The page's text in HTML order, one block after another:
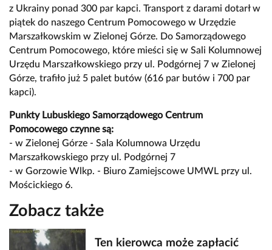
z Ukrainy ponad 300 par kapci. Transport z darami dotarł w
piątek do naszego Centrum Pomocowego w Urzędzie
Marszałkowskim w Zielonej Górze. Do Samorządowego
Centrum Pomocowego, które mieści się w Sali Kolumnowej
Urzędu Marszałkowskiego przy ul. Podgórnej 7 w Zielonej
Górze, trafiło już 5 palet butów (616 par butów i 700 par
kapci).
Punkty Lubuskiego Samorządowego Centrum
Pomocowego czynne są:
- w Zielonej Górze - Sala Kolumnowa Urzędu
Marszałkowskiego przy ul. Podgórnej 7
- w Gorzowie Wlkp. - Biuro Zamiejscowe UMWL przy ul.
Mościckiego 6.
Zobacz także
Ten kierowca może zapłacić